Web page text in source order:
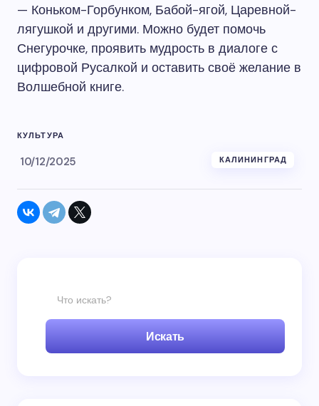
— Коньком-Горбунком, Бабой-ягой, Царевной-
лягушкой и другими. Можно будет помочь
Снегурочке, проявить мудрость в диалоге с
цифровой Русалкой и оставить своё желание в
Волшебной книге.
КУЛЬТУРА
10/12/2025 КАЛИНИНГРАД
Искать